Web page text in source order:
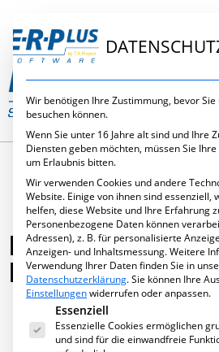
E·R·PLUS
PROFI IM
Juni 6, 2010 ,
Wir benötigen Ihre Zustimmung, bevor
besuchen können.
Wenn Sie unter 16 Jahre alt sind und Ihre
Diensten geben möchten, müssen Sie
um Erlaubnis bitten.
Wir verwenden Cookies und andere
Website. Einige von ihnen sind essenziell,
helfen, diese Website und Ihre Erfahrung
Personenbezogene Daten können
Adressen), z. B. für personalisierte
Anzeigen- und Inhaltsmessung.Weitere
Verwendung Ihrer Daten finden Sie in
Datenschutzerklärung.Sie können Ihre
Einstellungenwiderrufen oder anpassen.
Es folgt eine Liste der
Essenziell
Essenzielle Cookies ermöglichen
und sind für die einwandfreie